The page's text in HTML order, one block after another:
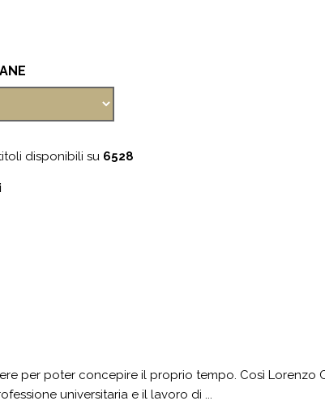
disponibili su 6528
per poter concepire il proprio tempo. Così Lorenzo
universitaria e il lavoro di ...